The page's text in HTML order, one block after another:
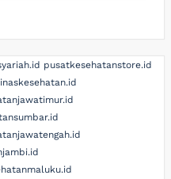
pusatkesehatanstore.id